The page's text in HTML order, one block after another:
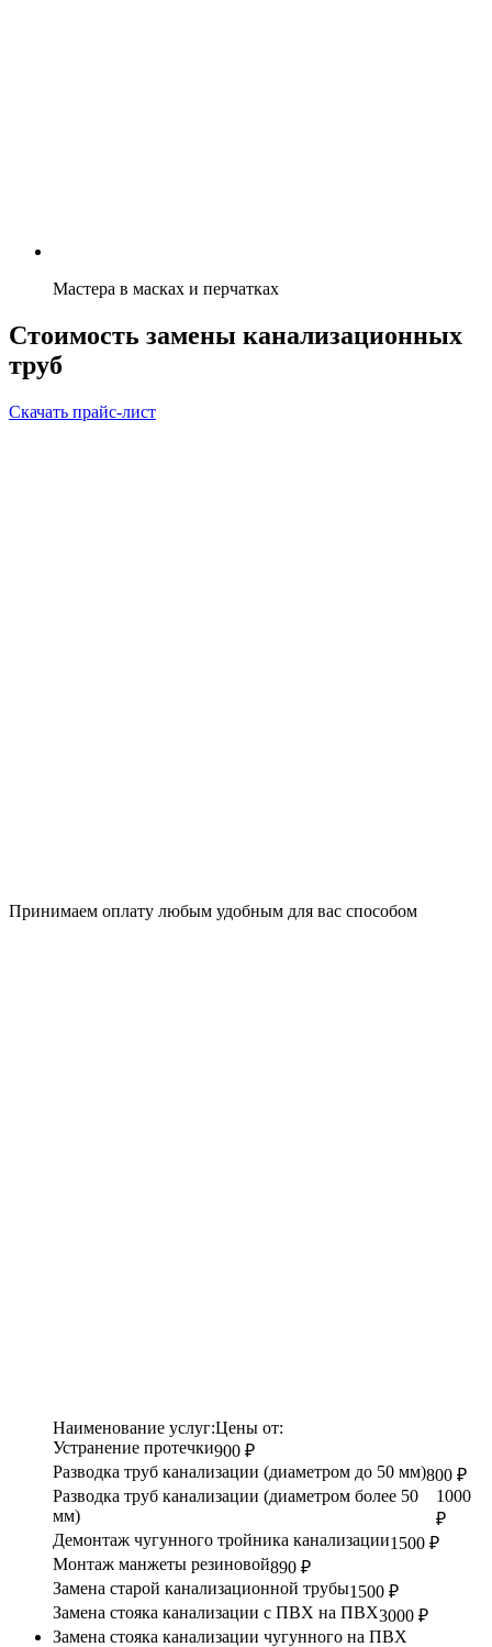
Мастера в масках и перчатках
Стоимость замены канализационных
труб
Скачать прайс-лист
Принимаем оплату любым удобным для вас способом
Наименование услуг:Цены от:
Устранение протечки900 ₽
Разводка труб канализации (диаметром до 50 мм)800 ₽
Разводка труб канализации (диаметром более 50
мм)
1000
₽
Демонтаж чугунного тройника канализации1500 ₽
Монтаж манжеты резиновой890 ₽
Замена старой канализационной трубы1500 ₽
Замена стояка канализации с ПВХ на ПВХ3000 ₽
Замена стояка канализации чугунного на ПВХ